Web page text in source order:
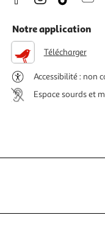
Notre application
Télécharger
Accessibilité : non
Espace sourds et